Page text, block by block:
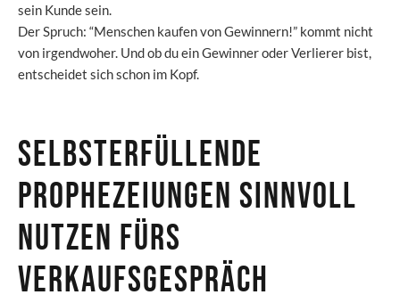
sein Kunde sein.
Der Spruch: “Menschen kaufen von Gewinnern!” kommt nicht
von irgendwoher. Und ob du ein Gewinner oder Verlierer bist,
entscheidet sich schon im Kopf.
Selbsterfüllende
Prophezeiungen sinnvoll
nutzen fürs
Verkaufsgespräch